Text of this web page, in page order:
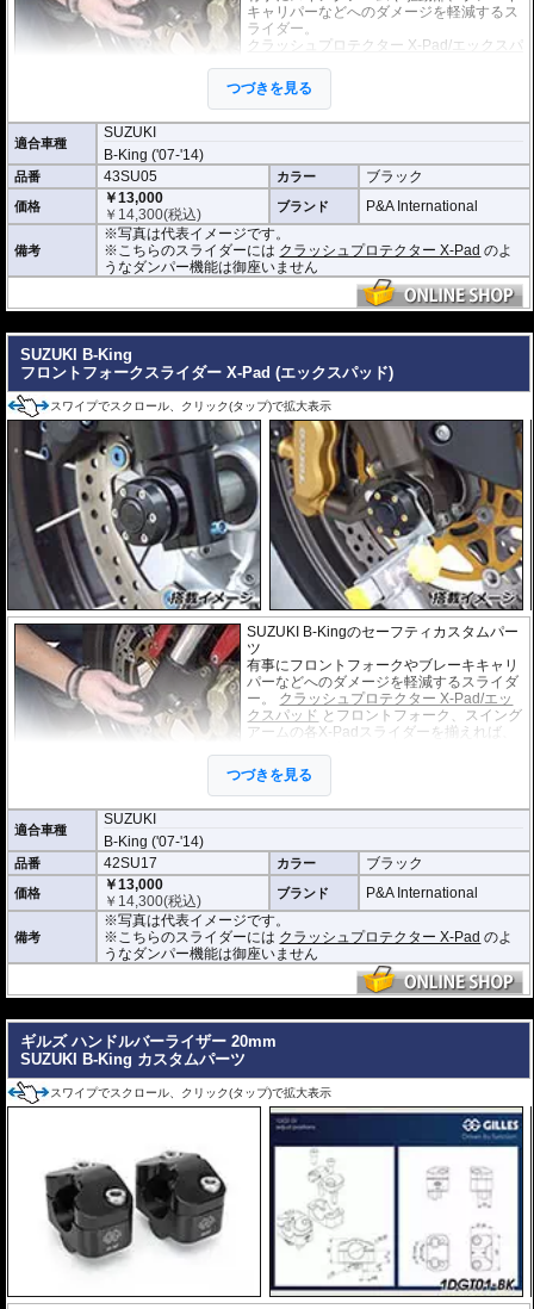
キャリパーなどへのダメージを軽減するス
ライダー。
クラッシュプロテクター X-Pad/エックスパ
の各X-Padスライダーを揃えれば、統一感
のある車体に仕上がります。
またスライダーには中央に切欠きがあり、
汎用のバイクスタンドを使用することができます。(厚さ 2.5mm~7.5mmまで対
応)
つづきを見る
適合車種
SUZUKI
B-King ('07-'14)
品番 43SU05 カラー ブラック
価格
￥13,000
￥ 14,300(税込) ブランド P&A International
備考
※写真は代表イメージです。
※こちらのスライダーには クラッシュプロテクター X-Pad のよ
うなダンパー機能は御座いません
SUZUKI B-King
フロントフォークスライダー X-Pad (エックスパッド)
スワイプでスクロール、クリック(タップ)で拡大表示
SUZUKI B-Kingのセーフティカスタムパー
ツ
有事にフロントフォークやブレーキキャリ
パーなどへのダメージを軽減するスライダ
ー。 クラッシュプロテクター X-Pad/エッ
クスパッド とフロントフォーク、スイング
アームの各X-Padスライダーを揃えれば、
またスライダーには中央に切欠きがあり、
汎用のバイクスタンドを使用することがで
きます。(厚さ 2.5mm~7.5mmまで対応)
つづきを見る
適合車種
SUZUKI
B-King ('07-'14)
品番 42SU17 カラー ブラック
価格
￥13,000
￥ 14,300(税込) ブランド P&A International
備考
※写真は代表イメージです。
※こちらのスライダーには クラッシュプロテクター X-Pad のよ
うなダンパー機能は御座いません
ギルズ ハンドルバーライザー 20mm
SUZUKI B-King カスタムパーツ
スワイプでスクロール、クリック(タップ)で拡大表示